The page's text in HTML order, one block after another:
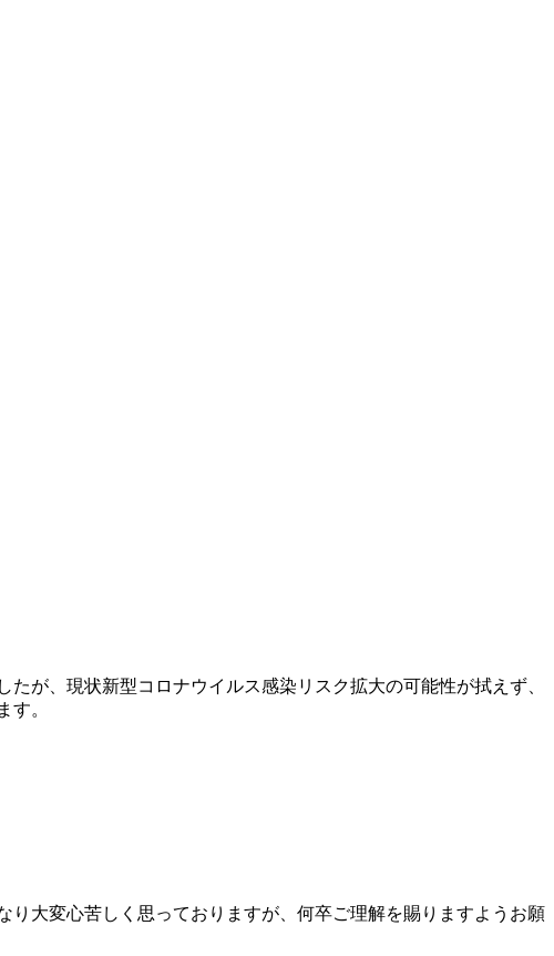
が、現状新型コロナウイルス感染リスク拡大の可能性が拭えず、
す。
大変心苦しく思っておりますが、何卒ご理解を賜りますようお願